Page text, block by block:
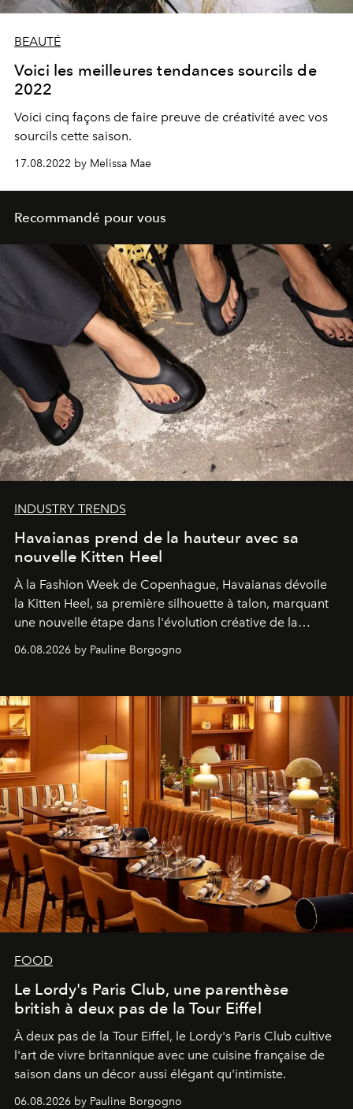
BEAUTÉ
Voici les meilleures tendances sourcils de
2022
Voici cinq façons de faire preuve de créativité avec vos
sourcils cette saison.
17.08.2022 by Melissa Mae
Recommandé pour vous
INDUSTRY TRENDS
Havaianas prend de la hauteur avec sa
nouvelle Kitten Heel
À la Fashion Week de Copenhague, Havaianas dévoile
la Kitten Heel, sa première silhouette à talon, marquant
une nouvelle étape dans l'évolution créative de la
06.08.2026 by Pauline Borgogno
FOOD
Le Lordy's Paris Club, une parenthèse
british à deux pas de la Tour Eiffel
À deux pas de la Tour Eiffel, le Lordy's Paris Club cultive
l'art de vivre britannique avec une cuisine française de
saison dans un décor aussi élégant qu'intimiste.
06.08.2026 by Pauline Borgogno